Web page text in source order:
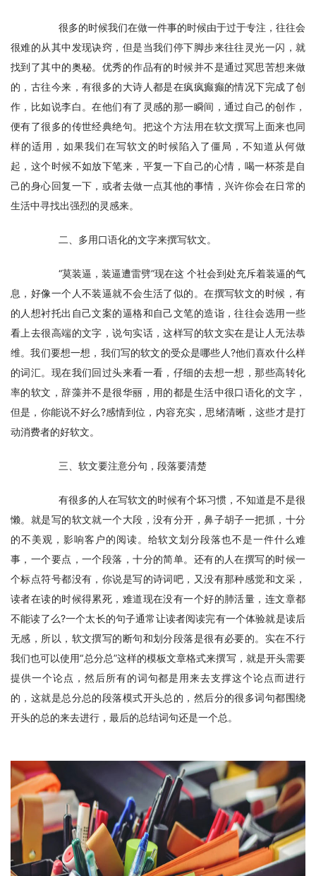
很多的时候我们在做一件事的时候由于过于专注，往往会
很难的从其中发现诀窍，但是当我们停下脚步来往往灵光一闪，就
找到了其中的奥秘。优秀的作品有的时候并不是通过冥思苦想来做
的，古往今来，有很多的大诗人都是在疯疯癫癫的情况下完成了创
作，比如说李白。在他们有了灵感的那一瞬间，通过自己的创作，
便有了很多的传世经典绝句。把这个方法用在软文撰写上面来也同
样的适用，如果我们在写软文的时候陷入了僵局，不知道从何做
起，这个时候不如放下笔来，平复一下自己的心情，喝一杯茶是自
己的身心回复一下，或者去做一点其他的事情，兴许你会在日常的
生活中寻找出强烈的灵感来。
二、多用口语化的文字来撰写软文。
“莫装逼，装逼遭雷劈”现在这 个社会到处充斥着装逼的气
息，好像一个人不装逼就不会生活了似的。在撰写软文的时候，有
的人想衬托出自己文案的逼格和自己文笔的造诣，往往会选用一些
看上去很高端的文字，说句实话，这样写的软文实在是让人无法恭
维。我们要想一想，我们写的软文的受众是哪些人?他们喜欢什么样
的词汇。现在我们回过头来看一看，仔细的去想一想，那些高转化
率的软文，辞藻并不是很华丽，用的都是生活中很口语化的文字，
但是，你能说不好么?感情到位，内容充实，思绪清晰，这些才是打
动消费者的好软文。
三、软文要注意分句，段落要清楚
有很多的人在写软文的时候有个坏习惯，不知道是不是很
懒。就是写的软文就一个大段，没有分开，鼻子胡子一把抓，十分
的不美观，影响客户的阅读。给软文划分段落也不是一件什么难
事，一个要点，一个段落，十分的简单。还有的人在撰写的时候一
个标点符号都没有，你说是写的诗词吧，又没有那种感觉和文采，
读者在读的时候得累死，难道现在没有一个好的肺活量，连文章都
不能读了么?一个太长的句子通常让读者阅读完有一个体验就是读后
无感，所以，软文撰写的断句和划分段落是很有必要的。实在不行
我们也可以使用“总分总”这样的模板文章格式来撰写，就是开头需要
提供一个论点，然后所有的词句都是用来去支撑这个论点而进行
的，这就是总分总的段落模式开头总的，然后分的很多词句都围绕
开头的总的来去进行，最后的总结词句还是一个总。